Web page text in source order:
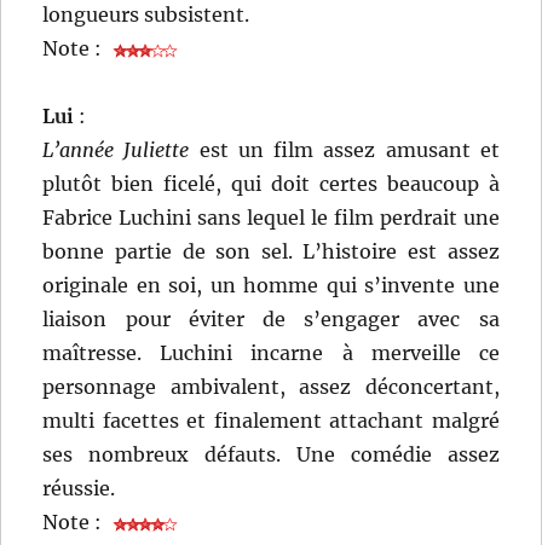
longueurs subsistent.
Note :
Lui :
L’année Juliette est un film assez amusant et
plutôt bien ficelé, qui doit certes beaucoup à
Fabrice Luchini sans lequel le film perdrait une
bonne partie de son sel. L’histoire est assez
originale en soi, un homme qui s’invente une
liaison pour éviter de s’engager avec sa
maîtresse. Luchini incarne à merveille ce
personnage ambivalent, assez déconcertant,
multi facettes et finalement attachant malgré
ses nombreux défauts. Une comédie assez
réussie.
Note :